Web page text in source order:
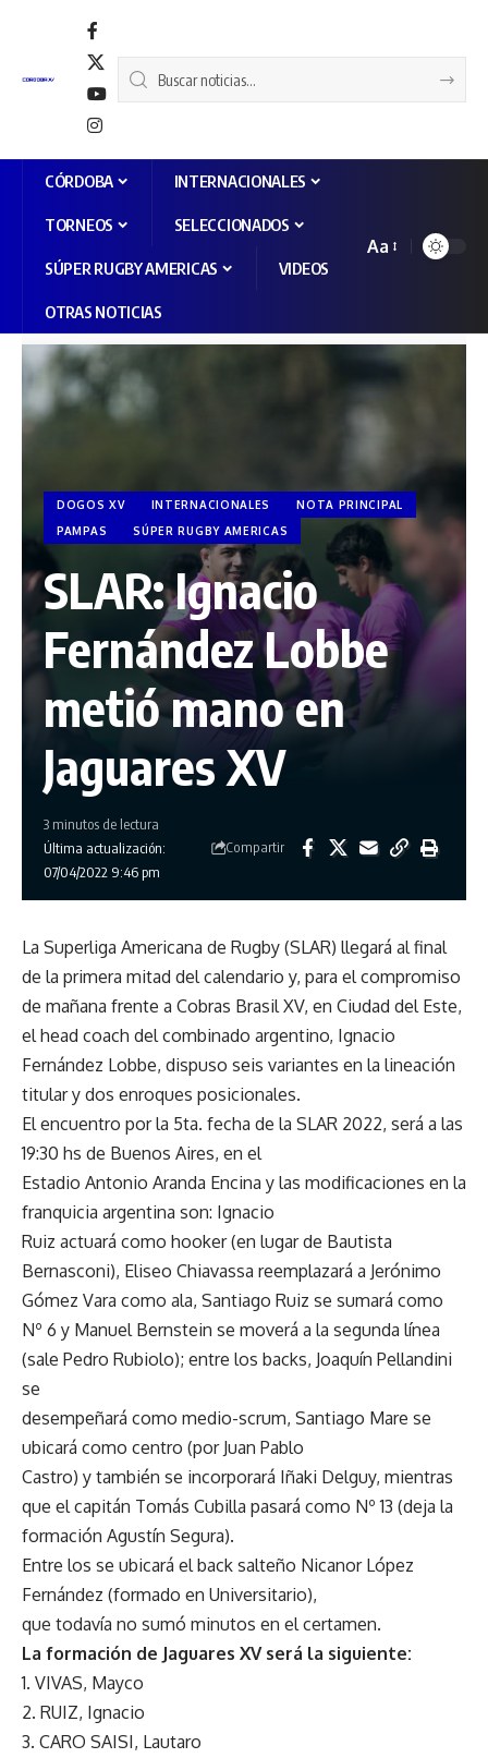
CÓRDOBA INTERNACIONALES
TORNEOS SELECCIONADOS
SÚPER RUGBY AMERICAS VIDEOS
OTRAS NOTICIAS
Aa
DOGOS XV INTERNACIONALES
NOTA PRINCIPAL
PAMPAS
SÚPER RUGBY AMERICAS
SLAR: Ignacio
Fernández Lobbe
metió mano en
Jaguares XV
Última actualización:
07/04/2022 9:46 pm
3 minutos de lectura
Compartir
La Superliga Americana de Rugby (SLAR) llegará al final
de la primera mitad del calendario y, para el compromiso
de mañana frente a Cobras Brasil XV, en Ciudad del Este,
el head coach del combinado argentino, Ignacio
Fernández Lobbe, dispuso seis variantes en la lineación
titular y dos enroques posicionales.
El encuentro por la 5ta. fecha de la SLAR 2022, será a las
19:30 hs de Buenos Aires, en el
Estadio Antonio Aranda Encina y las modificaciones en la
franquicia argentina son: Ignacio
Ruiz actuará como hooker (en lugar de Bautista
Bernasconi), Eliseo Chiavassa reemplazará a Jerónimo
Gómez Vara como ala, Santiago Ruiz se sumará como
Nº 6 y Manuel Bernstein se moverá a la segunda línea
(sale Pedro Rubiolo); entre los backs, Joaquín Pellandini
se
desempeñará como medio-scrum, Santiago Mare se
ubicará como centro (por Juan Pablo
Castro) y también se incorporará Iñaki Delguy, mientras
que el capitán Tomás Cubilla pasará como Nº 13 (deja la
formación Agustín Segura).
Entre los se ubicará el back salteño Nicanor López
Fernández (formado en Universitario),
que todavía no sumó minutos en el certamen.
La formación de Jaguares XV será la siguiente:
1. VIVAS, Mayco
2. RUIZ, Ignacio
3. CARO SAISI, Lautaro